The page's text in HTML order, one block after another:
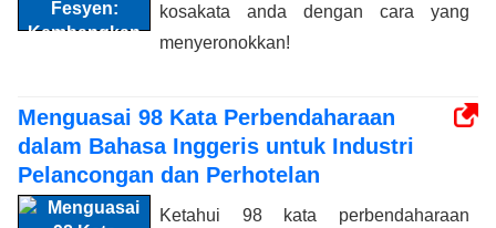
kosakata anda dengan cara yang
menyeronokkan!
Menguasai 98 Kata Perbendaharaan
dalam Bahasa Inggeris untuk Industri
Pelancongan dan Perhotelan
Ketahui 98 kata perbendaharaan